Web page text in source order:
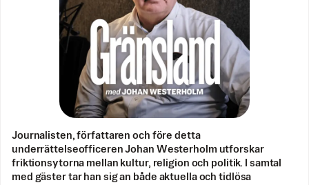
Journalisten, författaren och före detta
underrättelseofficeren Johan Westerholm utforskar
friktionsytorna mellan kultur, religion och politik. I samtal
med gäster tar han sig an både aktuella och tidlösa